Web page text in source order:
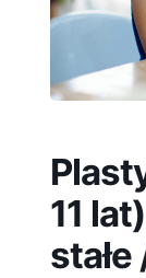
11